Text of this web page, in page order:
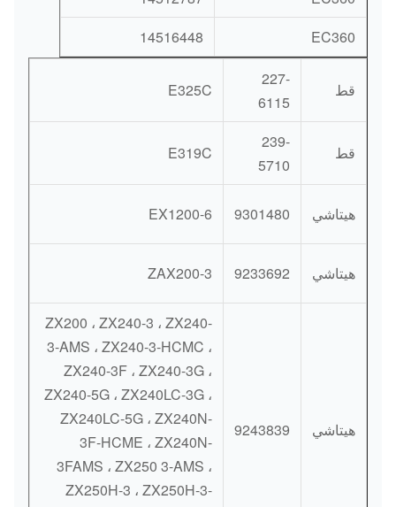
EC360
14516448
قط
227-
6115
E325C
قط
239-
5710
E319C
هيتاشي 9301480
EX1200-6
هيتاشي 9233692
ZAX200-3
هيتاشي 9243839
ZX200 ، ZX240-3 ، ZX240-
3-AMS ، ZX240-3-HCMC ،
ZX240-3F ، ZX240-3G ،
ZX240-5G ، ZX240LC-3G ،
ZX240LC-5G ، ZX240N-
3F-HCME ، ZX240N-
3FAMS ، ZX250 3-AMS ،
ZX250H-3 ، ZX250H-3-